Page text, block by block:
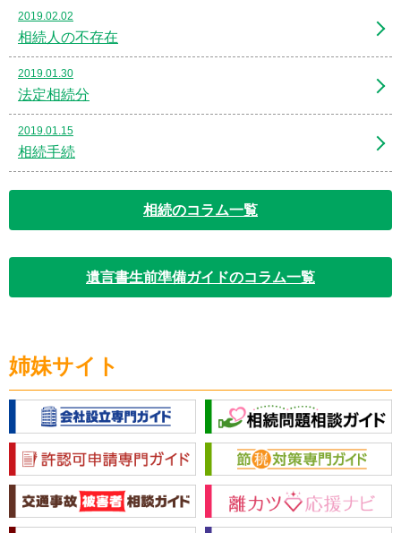
2019.02.02
相続人の不存在
2019.01.30
法定相続分
2019.01.15
相続手続
相続のコラム一覧
遺言書生前準備ガイドのコラム一覧
姉妹サイト